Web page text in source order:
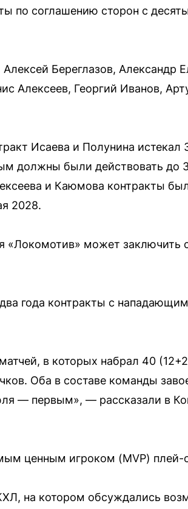
по соглашению сторон с
Береглазов, Александр
Алексеев, Георгий Иванов,
Исаева и Полунина истекал
должны были действовать до
и Каюмова контракты
2028.
«Локомотив» может заключить
года контракты с
в которых набрал 40
Оба в составе команды
— первым», — рассказали в
ценным игроком (MVP) плей-
на котором обсуждались